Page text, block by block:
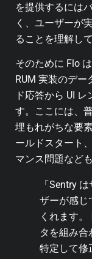
を提供するには
く、ユーザーが
ることを理解し
そのために Flo
RUM 実装のデ
ド応答から UI
す。ここには、
埋もれがちな要
ールドスタート
マンス問題など
「Sentry
ザーが感じ
くれます
タを組み合
特定して修